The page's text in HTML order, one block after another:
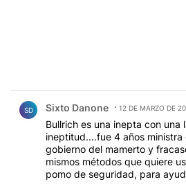
SD Sixto Danone 12 DE MARZO DE
Bullrich es una inepta con una
ineptitud....fue 4 años
gobierno del mamerto y
mismos métodos que quiere
pomo de seguridad, para ayudar a la memoria
colectiva bastará recordar